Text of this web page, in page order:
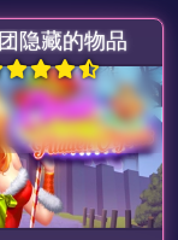
隐藏的物品